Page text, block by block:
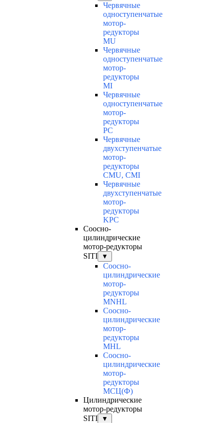
Червячные
одноступенчатые
мотор-
редукторы
MU
Червячные
одноступенчатые
мотор-
редукторы
MI
Червячные
одноступенчатые
мотор-
редукторы
PC
Червячные
двухступенчатые
мотор-
редукторы
CMU, CMI
Червячные
двухступенчатые
мотор-
редукторы
KPC
Соосно-
цилиндрические
мотор-редукторы
SITI
▼
Соосно-
цилиндрические
мотор-
редукторы
MNHL
Соосно-
цилиндрические
мотор-
редукторы
MHL
Соосно-
цилиндрические
мотор-
редукторы
МСЦ(Ф)
Цилиндрические
мотор-редукторы
SITI
▼